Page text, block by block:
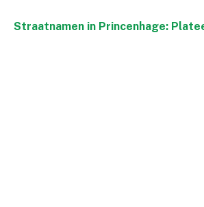
Straatnamen in Princenhage: